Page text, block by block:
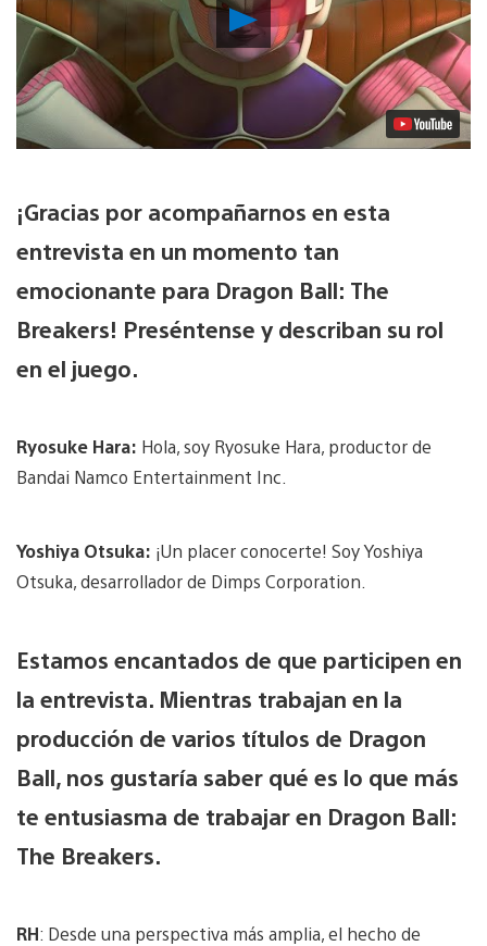
Reproducir
Video
¡Gracias por acompañarnos en esta
entrevista en un momento tan
emocionante para Dragon Ball: The
Breakers! Preséntense y describan su rol
en el juego.
Ryosuke Hara: Hola, soy Ryosuke Hara, productor de
Bandai Namco Entertainment Inc.
Yoshiya Otsuka: ¡Un placer conocerte! Soy Yoshiya
Otsuka, desarrollador de Dimps Corporation.
Estamos encantados de que participen en
la entrevista. Mientras trabajan en la
producción de varios títulos de Dragon
Ball, nos gustaría saber qué es lo que más
te entusiasma de trabajar en Dragon Ball:
The Breakers.
RH: Desde una perspectiva más amplia, el hecho de